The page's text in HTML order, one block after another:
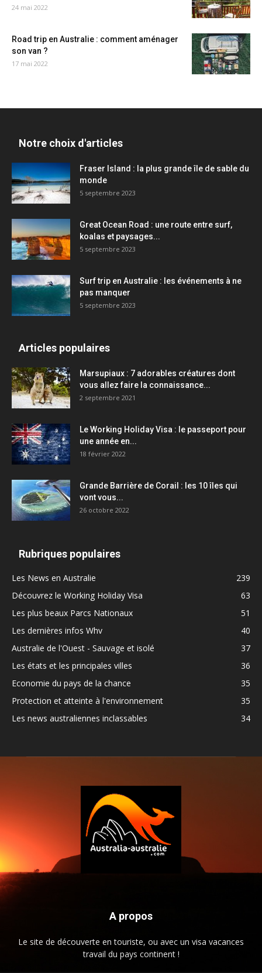
24 mai 2022
Road trip en Australie : comment aménager
son van ?
17 mai 2022
Notre choix d'articles
Fraser Island : la plus grande île de sable du
monde
5 septembre 2023
Great Ocean Road : une route entre surf,
koalas et paysages...
5 septembre 2023
Surf trip en Australie : les événements à ne
pas manquer
5 septembre 2023
Articles populaires
Marsupiaux : 7 adorables créatures dont
vous allez faire la connaissance...
2 septembre 2021
Le Working Holiday Visa : le passeport pour
une année en...
18 février 2022
Grande Barrière de Corail : les 10 îles qui
vont vous...
26 octobre 2022
Rubriques populaires
Les News en Australie
239
Découvrez le Working Holiday Visa
63
Les plus beaux Parcs Nationaux
51
Les dernières infos Whv
40
Australie de l'Ouest - Sauvage et isolé
37
Les états et les principales villes
36
Economie du pays de la chance
35
Protection et atteinte à l'environnement
35
Les news australiennes inclassables
34
A propos
Le site de découverte en touriste, ou avec un visa vacances
travail du pays continent !